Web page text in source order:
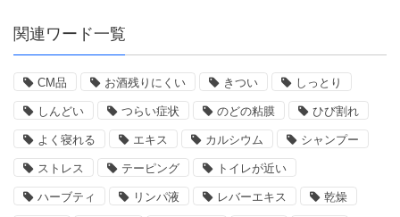
関連ワード一覧
CM品 お酒残りにくい きつい しっとり
しんどい つらい症状 のどの粘膜 ひび割れ
よく寝れる エキス カルシウム シャンプー
ストレス テーピング トイレが近い
ハーブティ リンパ液 レバーエキス 乾燥